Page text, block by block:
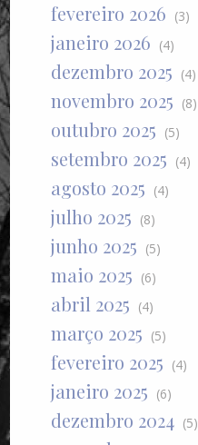
fevereiro 2026 (3)
janeiro 2026 (4)
dezembro 2025 (4)
novembro 2025 (8)
outubro 2025 (5)
setembro 2025 (4)
agosto 2025 (4)
julho 2025 (8)
junho 2025 (5)
maio 2025 (6)
abril 2025 (4)
março 2025 (5)
fevereiro 2025 (4)
janeiro 2025 (6)
dezembro 2024 (5)